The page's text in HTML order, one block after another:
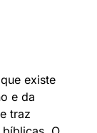
existe
e da
traz